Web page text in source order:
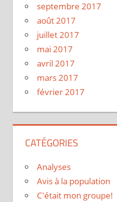
septembre 2017
août 2017
juillet 2017
mai 2017
avril 2017
mars 2017
février 2017
CATÉGORIES
Analyses
Avis à la population
C'était mon groupe!